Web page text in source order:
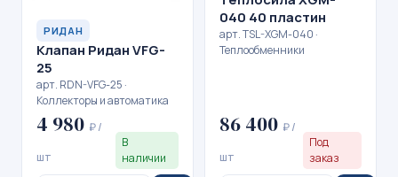
РИДАН
Клапан Ридан VFG-
25
арт. RDN-VFG-25 ·
Коллекторы и автоматика
4 980 ₽ /
шт
В
наличии
040 40 пластин
арт. TSL-XGM-040 ·
Теплообменники
86 400 ₽ /
шт
Под
заказ